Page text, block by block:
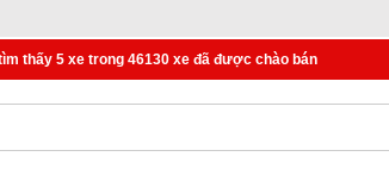
thấy 5 xe trong 46130 xe đã được chào bán